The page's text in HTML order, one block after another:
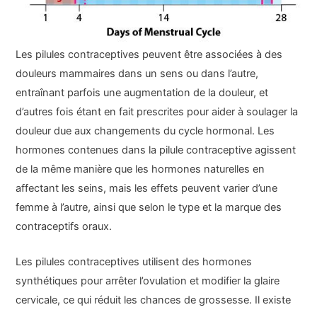
Les pilules contraceptives peuvent être associées à des
douleurs mammaires dans un sens ou dans l’autre,
entraînant parfois une augmentation de la douleur, et
d’autres fois étant en fait prescrites pour aider à soulager la
douleur due aux changements du cycle hormonal. Les
hormones contenues dans la pilule contraceptive agissent
de la même manière que les hormones naturelles en
affectant les seins, mais les effets peuvent varier d’une
femme à l’autre, ainsi que selon le type et la marque des
contraceptifs oraux.
Les pilules contraceptives utilisent des hormones
synthétiques pour arrêter l’ovulation et modifier la glaire
cervicale, ce qui réduit les chances de grossesse. Il existe